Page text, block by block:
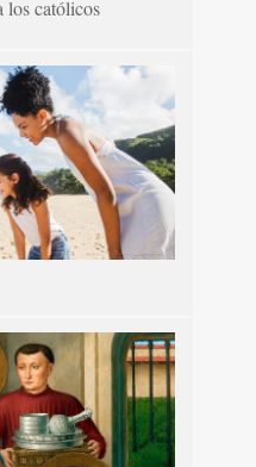
los católicos